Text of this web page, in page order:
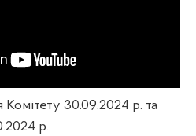
Комітету 30.09.2024 р. та
р.